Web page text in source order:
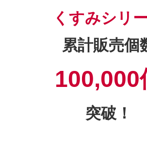
くすみシリ
累計販売個
100,000
突破！